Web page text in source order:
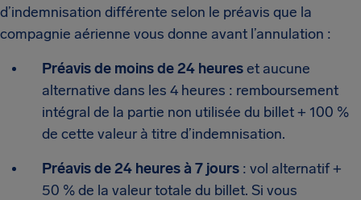
d’indemnisation différente selon le préavis que la
compagnie aérienne vous donne avant l’annulation :
Préavis de moins de 24 heureset aucune
alternative dans les 4 heures : remboursement
intégral de la partie non utilisée du billet + 100 %
de cette valeur à titre d’indemnisation.
Préavis de 24 heures à 7 jours : vol alternatif +
50 % de la valeur totale du billet. Si vous